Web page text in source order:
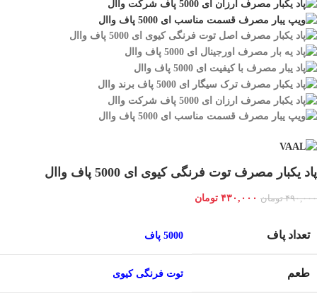
پاد یکبار مصرف توت فرنگی کیوی ای 5000 پاف واال
۴۹۰,۰۰۰ تومان ۴۳۰,۰۰۰ تومان
تعداد پاف 5000 پاف
طعم توت فرنگی کیوی